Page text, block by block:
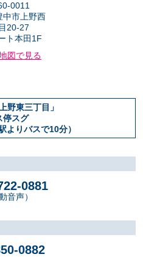
0011
中市上野西
20-27
ト本田1F
図で見る
野東三丁目」
停スグ
よりバスで10分）
0881
音声）
0882